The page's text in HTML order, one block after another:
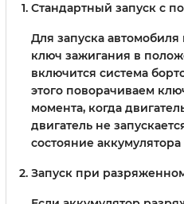
Стандартный запуск с
Для запуска
ключ зажигания в
включится система
этого поворачиваем
момента, когда
двигатель не
состояние
Запуск при